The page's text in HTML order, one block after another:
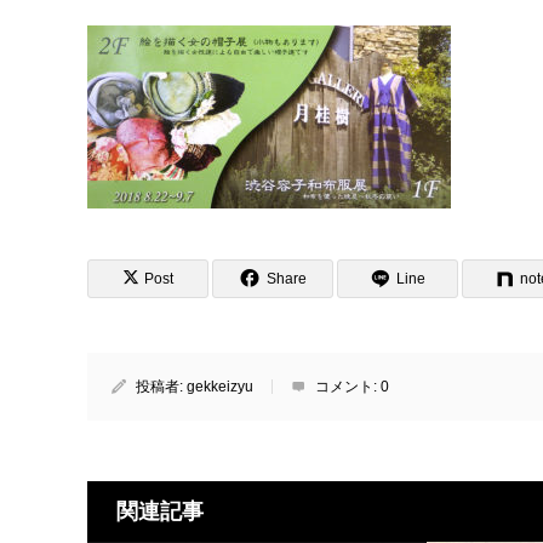
Post Share Line
投稿者: gekkeizyu コメント: 0
関連記事